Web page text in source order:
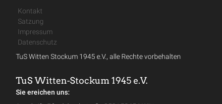
Kontakt
Satzung
Impressum
Datenschutz
TuS Witten Stockum 1945 e.V., alle Rechte vorbehalten
TuS Witten-Stockum 1945 e.V.
Sie ereichen uns: